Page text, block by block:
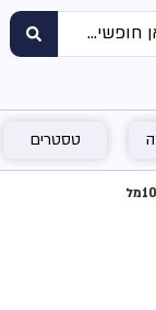
טסטרים